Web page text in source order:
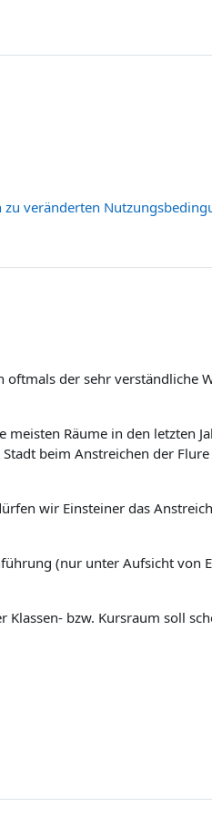
veränderten
der sehr verständliche
meisten Räume in den letzten
beim Anstreichen der
wir Einsteiner das
(nur unter Aufsicht von
bzw. Kursraum soll